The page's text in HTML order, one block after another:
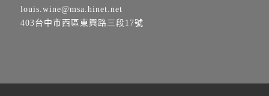
louis.wine@msa.hinet.net
403台中市西區東興路三段17號